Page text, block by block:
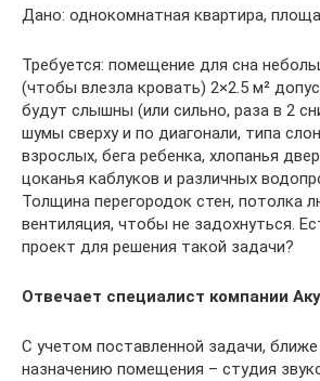
Дано: однокомнатная квартира,
Требуется: помещение для сна
(чтобы влезла кровать) 2×2.5 м²
будут слышны (или сильно, раза в 2
шумы сверху и по диагонали, типа
взрослых, бега ребенка, хлопанья
цоканья каблуков и различных
Толщина перегородок стен, потолка
вентиляция, чтобы не задохнуться.
проект для решения такой задачи?
Отвечает специалист компании
С учетом поставленной задачи, ближе
назначению помещения – студия